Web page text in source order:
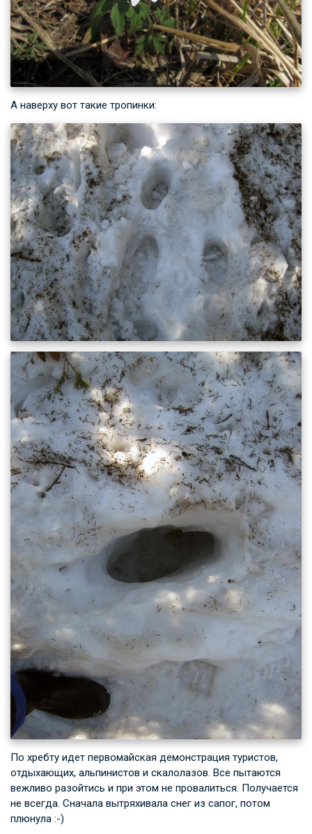
А наверху вот такие тропинки:
По хребту идет первомайская демонстрация туристов,
отдыхающих, альпинистов и скалолазов. Все пытаются
вежливо разойтись и при этом не провалиться. Получается
не всегда. Сначала вытряхивала снег из сапог, потом
плюнула :-)